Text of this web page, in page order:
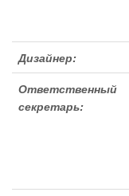
Дизайнер:
Ответственный
секретарь: